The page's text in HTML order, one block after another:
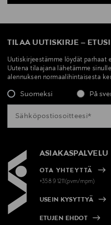
TILAA UUTISKIRJE – ETUSI
Uutiskirjeestämme löydät parhaat
Uutena tilaajana lähetämme
alennuksen normaalihintaisesta
Suomeksi På
ASIAKASPALVELU
OTA YHTEYTTÄ
+358 9 1211(pvm/mpm)
USEIN KYSYTTYÄ
ETUJEN EHDOT